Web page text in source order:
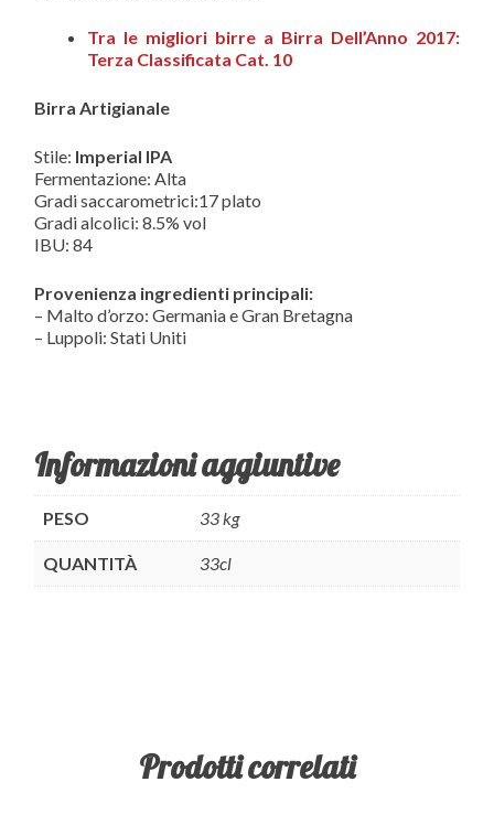
Tra le migliori birre a Birra Dell’Anno 2017:
Terza Classificata Cat. 10
Birra Artigianale
Stile: Imperial IPA
Fermentazione: Alta
Gradi saccarometrici:17 plato
Gradi alcolici: 8.5% vol
IBU: 84
Provenienza ingredienti principali:
– Malto d’orzo: Germania e Gran Bretagna
– Luppoli: Stati Uniti
Informazioni aggiuntive
PESO 33 kg
QUANTITÀ 33cl
Prodotti correlati